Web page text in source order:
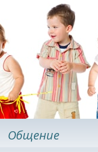
Общение